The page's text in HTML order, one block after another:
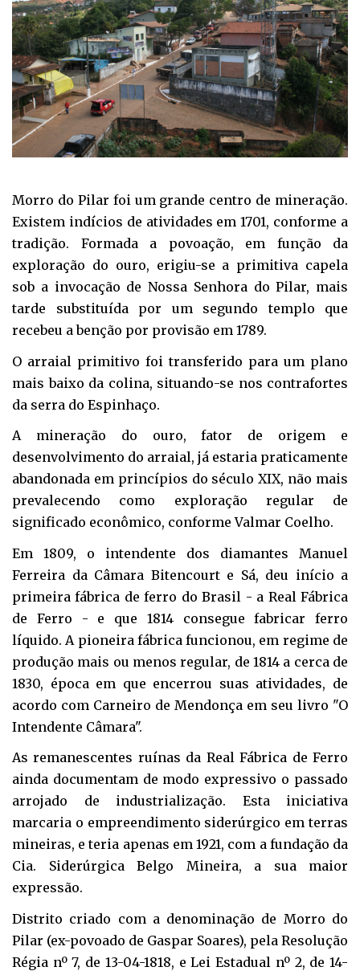
Morro do Pilar foi um grande centro de mineração.
Existem indícios de atividades em 1701, conforme a
tradição. Formada a povoação, em função da
exploração do ouro, erigiu-se a primitiva capela
sob a invocação de Nossa Senhora do Pilar, mais
tarde substituída por um segundo templo que
recebeu a benção por provisão em 1789.
O arraial primitivo foi transferido para um plano
mais baixo da colina, situando-se nos contrafortes
da serra do Espinhaço.
A mineração do ouro, fator de origem e
desenvolvimento do arraial, já estaria praticamente
abandonada em princípios do século XIX, não mais
prevalecendo como exploração regular de
significado econômico, conforme Valmar Coelho.
Em 1809, o intendente dos diamantes Manuel
Ferreira da Câmara Bitencourt e Sá, deu início a
primeira fábrica de ferro do Brasil - a Real Fábrica
de Ferro - e que 1814 consegue fabricar ferro
líquido. A pioneira fábrica funcionou, em regime de
produção mais ou menos regular, de 1814 a cerca de
1830, época em que encerrou suas atividades, de
acordo com Carneiro de Mendonça em seu livro "O
Intendente Câmara".
As remanescentes ruínas da Real Fábrica de Ferro
ainda documentam de modo expressivo o passado
arrojado de industrialização. Esta iniciativa
marcaria o empreendimento siderúrgico em terras
mineiras, e teria apenas em 1921, com a fundação da
Cia. Siderúrgica Belgo Mineira, a sua maior
expressão.
Distrito criado com a denominação de Morro do
Pilar (ex-povoado de Gaspar Soares), pela Resolução
Régia nº 7, de 13-04-1818, e Lei Estadual nº 2, de 14-